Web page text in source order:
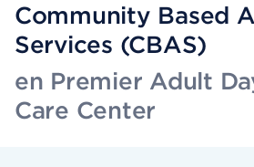
Community Based
Services (CBAS)
en Premier Adult
Care Center